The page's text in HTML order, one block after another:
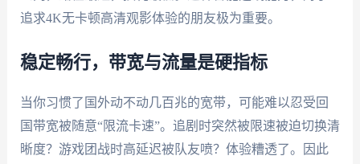
追求4K无卡顿高清观影体验的朋友极为重要。
稳定畅行，带宽与流量是硬指标
当你习惯了国外动不动几百兆的宽带，可能难以忍受回
国带宽被随意“限流卡速”。追剧时突然被限速被迫切换清
晰度？游戏团战时高延迟被队友喷？体验糟透了。因此